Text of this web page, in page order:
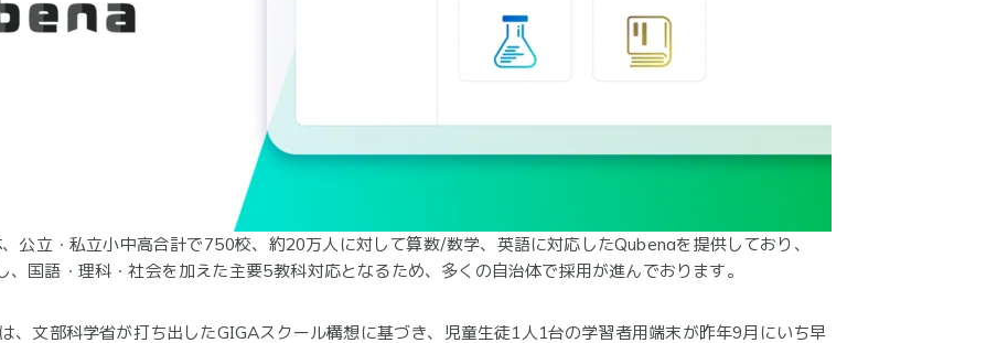
公立・私立小中高合計で750校、約20万人に対して算数/数学、英語に対応したQubenaを提供しており、
国語・理科・社会を加えた主要5教科対応となるため、多くの自治体で採用が進んでおります。
、文部科学省が打ち出したGIGAスクール構想に基づき、児童生徒1人1台の学習者用端末が昨年9月にいち早